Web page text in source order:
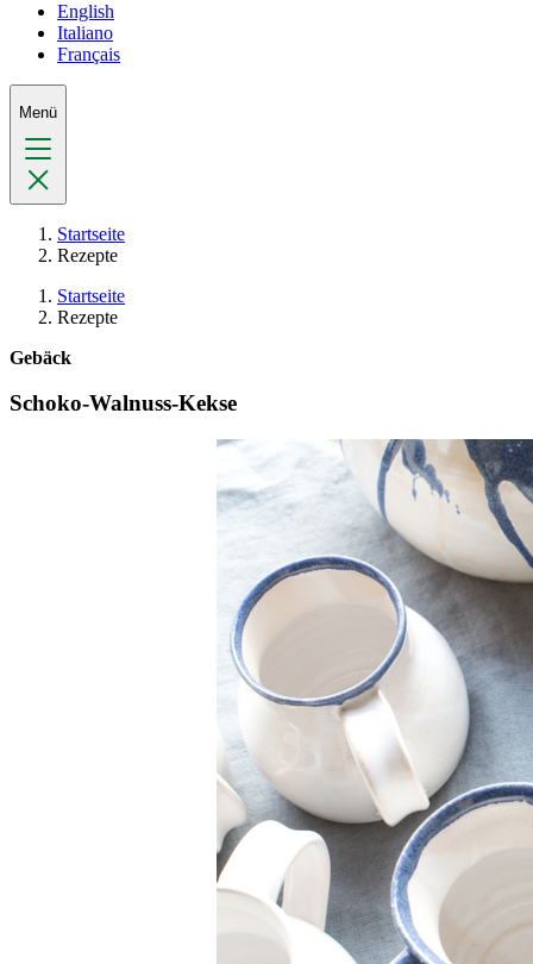
English
Italiano
Français
Menü
Startseite
Rezepte
Startseite
Rezepte
Gebäck
Schoko-Walnuss-Kekse